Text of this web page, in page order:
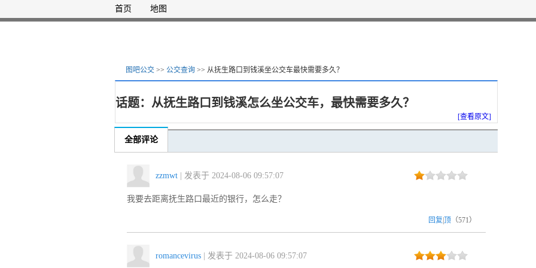
图吧公交 >> 公交查询 >> 从抚生路口到钱溪坐公交车最快需要多久？
话题：从抚生路口到钱溪怎么坐公交车，最快需要多久？
[查看原文]
全部评论
zzmwt | 发表于 2024-08-06 09:57:07
我要去距离抚生路口最近的银行，怎么走？
回复 顶 （571）
romancevirus | 发表于 2024-08-06 09:57:07
首页 地图